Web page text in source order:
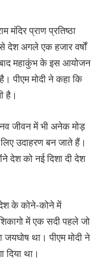
मंदिर प्राण प्रतिष्ठा
देश अगले एक हजार वर्षों
महाकुंभ के इस आयोजन
पीएम मोदी ने कहा कि
है।
जीवन में भी अनेक मोड़
उदाहरण बन जाते हैं।
देश को नई दिशा दी देश
के कोने-कोने में
में एक सदी पहले जो
था। पीएम मोदी ने
था।